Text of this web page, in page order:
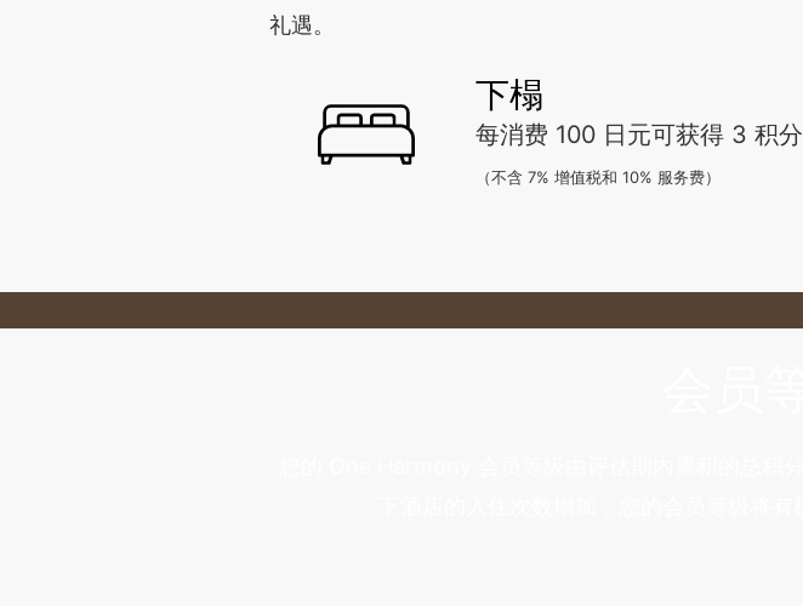
礼遇。
下榻
每消费 100 日元可获得 3 积分
（不含 7% 增值税和 10% 服务费）